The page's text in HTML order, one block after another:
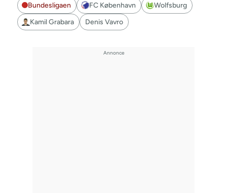
Bundesligaen FC København
Wolfsburg
Kamil Grabara
Denis Vavro